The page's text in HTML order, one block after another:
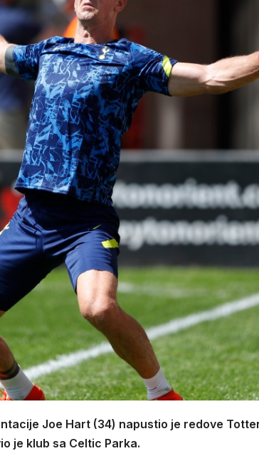
Joe Hart (34) napustio je redove
je klub sa Celtic Parka.